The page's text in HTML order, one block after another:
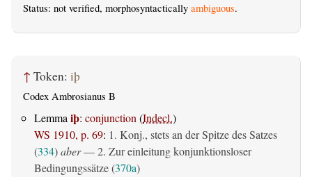
Status: not verified, morphosyntactically ambiguous.
↑ Token: iþ
Codex Ambrosianus B
Lemma iþ: conjunction (Indecl.)
WS 1910, p. 69: 1. Konj., stets an der Spitze des Satzes
(334)aber— 2. Zur einleitung konjunktionsloser
Bedingungssätze (370a)